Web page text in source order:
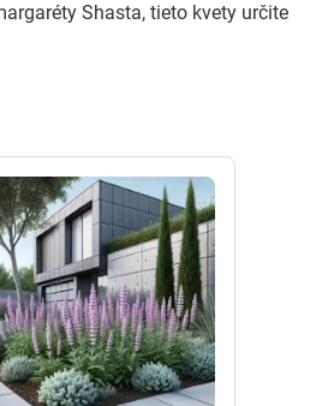
Shasta, tieto kvety určite